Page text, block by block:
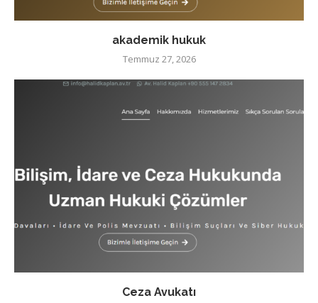
akademik hukuk
Temmuz 27, 2026
Ceza Avukatı